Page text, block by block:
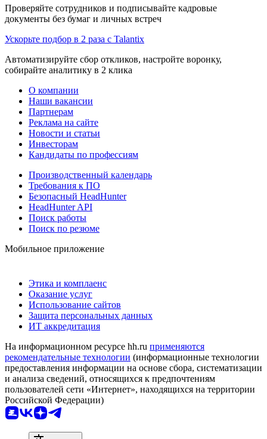
Проверяйте сотрудников и подписывайте кадровые
документы без бумаг и личных встреч
Ускорьте подбор в 2 раза с Talantix
Автоматизируйте сбор откликов, настройте воронку,
собирайте аналитику в 2 клика
О компании
Наши вакансии
Партнерам
Реклама на сайте
Новости и статьи
Инвесторам
Кандидаты по профессиям
Производственный календарь
Требования к ПО
Безопасный HeadHunter
HeadHunter API
Поиск работы
Поиск по резюме
Мобильное приложение
Этика и комплаенс
Оказание услуг
Использование сайтов
Защита персональных данных
ИТ аккредитация
На информационном ресурсе hh.ru применяются
рекомендательные технологии (информационные технологии
предоставления информации на основе сбора, систематизации
и анализа сведений, относящихся к предпочтениям
пользователей сети «Интернет», находящихся на территории
Российской Федерации)